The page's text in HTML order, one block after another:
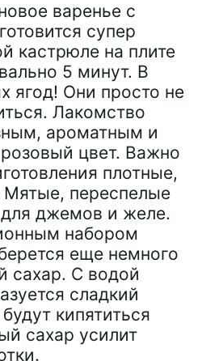
варенье с
супер
кастрюле на плите
5 минут. В
ягод! Они просто не
Лакомство
ароматным и
цвет. Важно
плотные,
переспелые
джемов и желе.
набором
еще немного
сахар. С водой
сладкий
кипятиться
сахар усилит